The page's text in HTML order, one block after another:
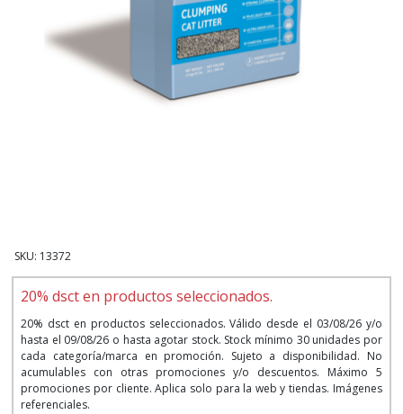
SKU: 13372
20% dsct en productos seleccionados.
20% dsct en productos seleccionados. Válido desde el 03/08/26 y/o
hasta el 09/08/26 o hasta agotar stock. Stock mínimo 30 unidades por
cada categoría/marca en promoción. Sujeto a disponibilidad. No
acumulables con otras promociones y/o descuentos. Máximo 5
promociones por cliente. Aplica solo para la web y tiendas. Imágenes
referenciales.